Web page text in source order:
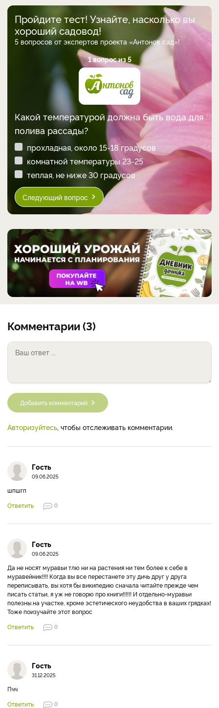
Пройдите тест! Узнайте, насколько вы
хороший садовод!
5 вопросов от экспертов проекта «Антонов сад»!
1 вопрос из 5
Какой температурой должна быть вода для
полива рассады?
прохладная, около 15-18 градусов
комнатной температуры 23-25
теплая, не ниже 30 градусов
Следующий вопрос
Комментарии (3)
Добавить комментарий
Авторизуйтесь, чтобы отслеживать комментарии.
Гость
09.06.2025
шпшгп
Ответить
0
Гость
09.06.2025
Да не носят муравьи тлю ни на растения ни тем более к себе в
муравейник!!!! Когда вы все перестанете эту дичь друг у друга
переписывать, вы хотя бы википедию сначала читайте прежде чем
писать статьи, я уж не говорю про книги!!!!!! И отдельно-муравьи
полезны на участке, кроме эстетического неудобства в ваших грядках!
Тоже поизучайте этот вопрос
Ответить
0
Гость
31.12.2025
Пчч
Ответить
0